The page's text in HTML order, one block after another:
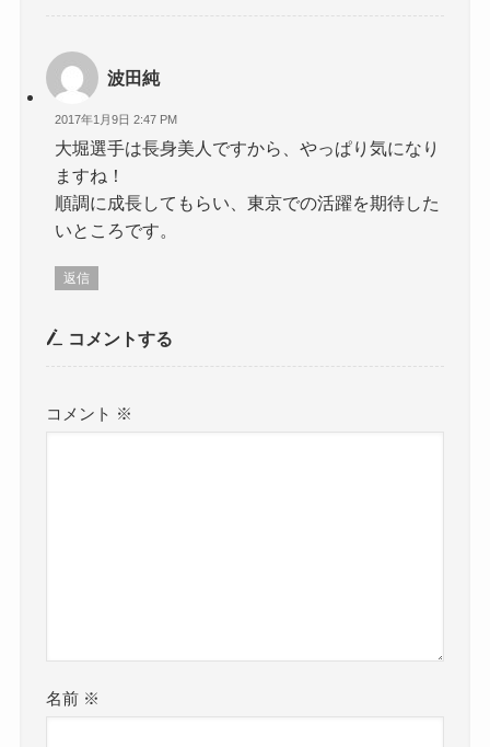
波田純
2017年1月9日 2:47 PM
大堀選手は長身美人ですから、やっぱり気になり
ますね！
順調に成長してもらい、東京での活躍を期待した
いところです。
返信
コメントする
コメント ※
名前 ※